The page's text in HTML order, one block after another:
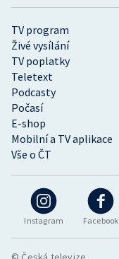
Instagram Facebook
TV program
Živé vysílání
TV poplatky
Teletext
Podcasty
Počasí
E-shop
Mobilní a TV aplikace
Vše o ČT